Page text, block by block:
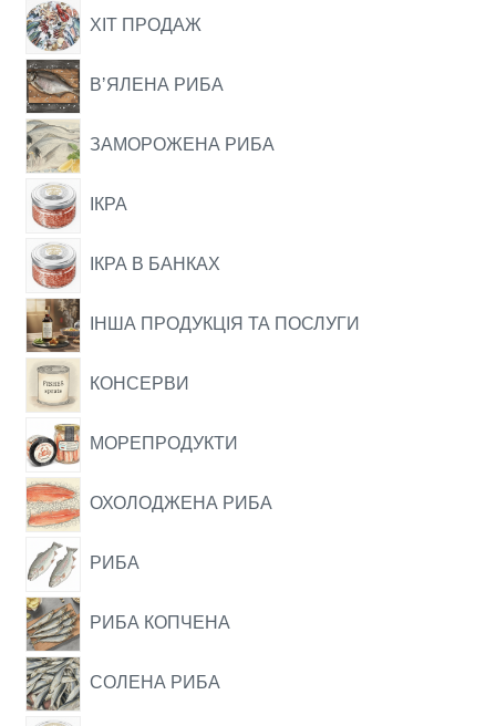
ХІТ ПРОДАЖ
ВʼЯЛЕНА РИБА
ЗАМОРОЖЕНА РИБА
ІКРА
ІКРА В БАНКАХ
ІНША ПРОДУКЦІЯ ТА ПОСЛУГИ
КОНСЕРВИ
МОРЕПРОДУКТИ
ОХОЛОДЖЕНА РИБА
РИБА
РИБА КОПЧЕНА
СОЛЕНА РИБА